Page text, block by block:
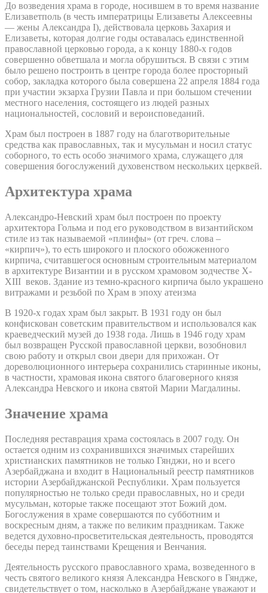
До возведения храма в городе, носившем в то время название
Елизаветполь (в честь императрицы Елизаветы Алексеевны
— жены Александра I), действовала церковь Захария и
Елизаветы, которая долгие годы оставалась единственной
православной церковью города, а к концу 1880-х годов
совершенно обветшала и могла обрушиться. В связи с этим
было решено построить в центре города более просторный
собор, закладка которого была совершена 22 апреля 1884 года
при участии экзарха Грузии Павла и при большом стечении
местного населения, состоящего из людей разных
национальностей, сословий и вероисповеданий.
Храм был построен в 1887 году на благотворительные
средства как православных, так и мусульман и носил статус
соборного, то есть особо значимого храма, служащего для
совершения богослужений духовенством нескольких церквей.
Архитектура храма
Александро-Невский храм был построен по проекту
архитектора Гольма и под его руководством в византийском
стиле из так называемой «плинфы» (от греч. слова –
«кирпич»), то есть широкого и плоского обожженного
кирпича, считавшегося основным строительным материалом
в архитектуре Византии и в русском храмовом зодчестве X-
XIII веков. Здание из темно-красного кирпича было украшено
витражами и резьбой по Храм в эпоху атеизма
В 1920-х годах храм был закрыт. В 1931 году он был
конфискован советским правительством и использовался как
краеведческий музей до 1938 года. Лишь в 1946 году храм
был возвращен Русской православной церкви, возобновил
свою работу и открыл свои двери для прихожан. От
дореволюционного интерьера сохранились старинные иконы,
в частности, храмовая икона святого благоверного князя
Александра Невского и икона святой Марии Магдалины.
Значение храма
Последняя реставрация храма состоялась в 2007 году. Он
остается одним из сохранившихся значимых старейших
христианских памятников не только Гянджи, но и всего
Азербайджана и входит в Национальный реестр памятников
истории Азербайджанской Республики. Храм пользуется
популярностью не только среди православных, но и среди
мусульман, которые также посещают этот Божий дом.
Богослужения в храме совершаются по субботним и
воскресным дням, а также по великим праздникам. Также
ведется духовно-просветительская деятельность, проводятся
беседы перед таинствами Крещения и Венчания.
Деятельность русского православного храма, возведенного в
честь святого великого князя Александра Невского в Гяндже,
свидетельствует о том, насколько в Азербайджане уважают и